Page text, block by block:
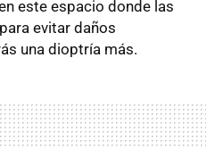
este espacio donde las
evitar daños
una dioptría más.